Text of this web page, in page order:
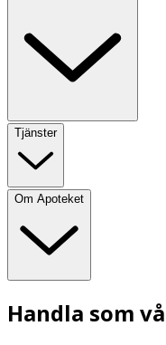
Tjänster
Om Apoteket
Handla som